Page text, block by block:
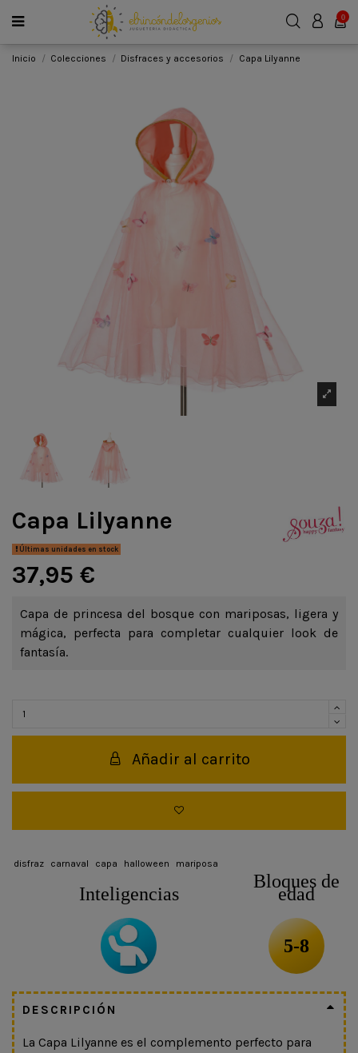
0
Inicio Colecciones Disfraces y accesorios Capa Lilyanne
Capa Lilyanne
Últimas unidades en stock
37,95 €
Capa de princesa del bosque con mariposas, ligera y
mágica, perfecta para completar cualquier look de
fantasía.
Añadir al carrito
disfraz carnaval capa halloween mariposa
Inteligencias
Bloques de
edad
5-8
DESCRIPCIÓN
La Capa Lilyanne es el complemento perfecto para